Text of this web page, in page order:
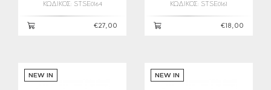
ΚΩΔΙΚΟΣ: STSE0164
€27,00
ΚΩΔΙΚΟΣ: STSE0161
€18,00
NEW IN NEW IN